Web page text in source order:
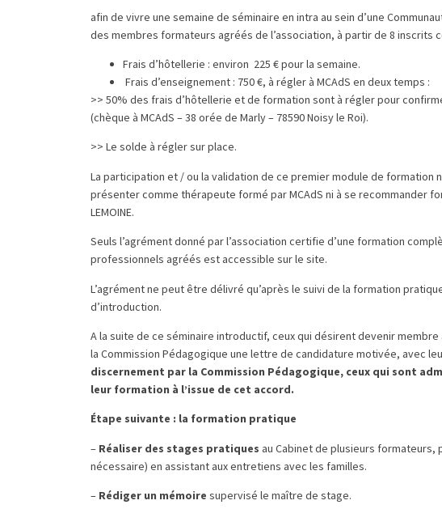
afin de vivre une semaine de séminaire en intra au sein d’une
des membres formateurs agréés de l’association, à partir de 8 inscrits
Frais d’hôtellerie : environ 225 € pour la semaine.
Frais d’enseignement : 750 €, à régler à MCAdS en deux temps :
>> 50% des frais d’hôtellerie et de formation sont à régler pour
(chèque à MCAdS – 38 orée de Marly – 78590 Noisy le Roi).
>> Le solde à régler sur place.
La participation et / ou la validation de ce premier module de formation
présenter comme thérapeute formé par MCAdS ni à se recommander
LEMOINE.
Seuls l’agrément donné par l’association certifie d’une formation
professionnels agréés est accessible sur le site.
L’agrément ne peut être délivré qu’après le suivi de la formation
d’introduction.
A la suite de ce séminaire introductif, ceux qui désirent devenir
la Commission Pédagogique une lettre de candidature motivée, avec
discernement par la Commission Pédagogique, ceux qui sont
leur formation à l’issue de cet accord.
Étape suivante : la formation pratique
– Réaliser des stages pratiques au Cabinet de plusieurs formateurs,
nécessaire) en assistant aux entretiens avec les familles.
– Rédiger un mémoire supervisé le maître de stage.